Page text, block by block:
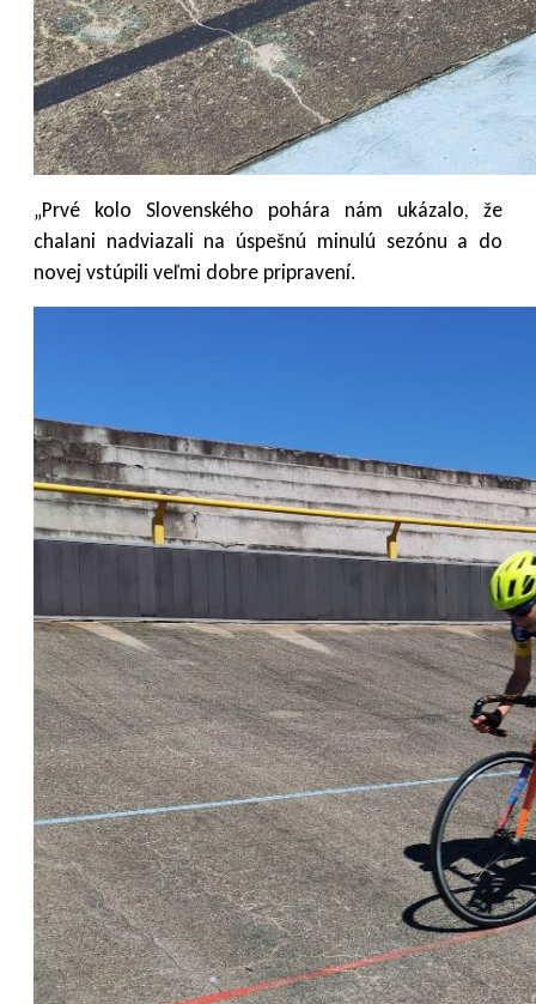
„Prvé kolo Slovenského pohára nám ukázalo, že
chalani nadviazali na úspešnú minulú sezónu a do
novej vstúpili veľmi dobre pripravení.